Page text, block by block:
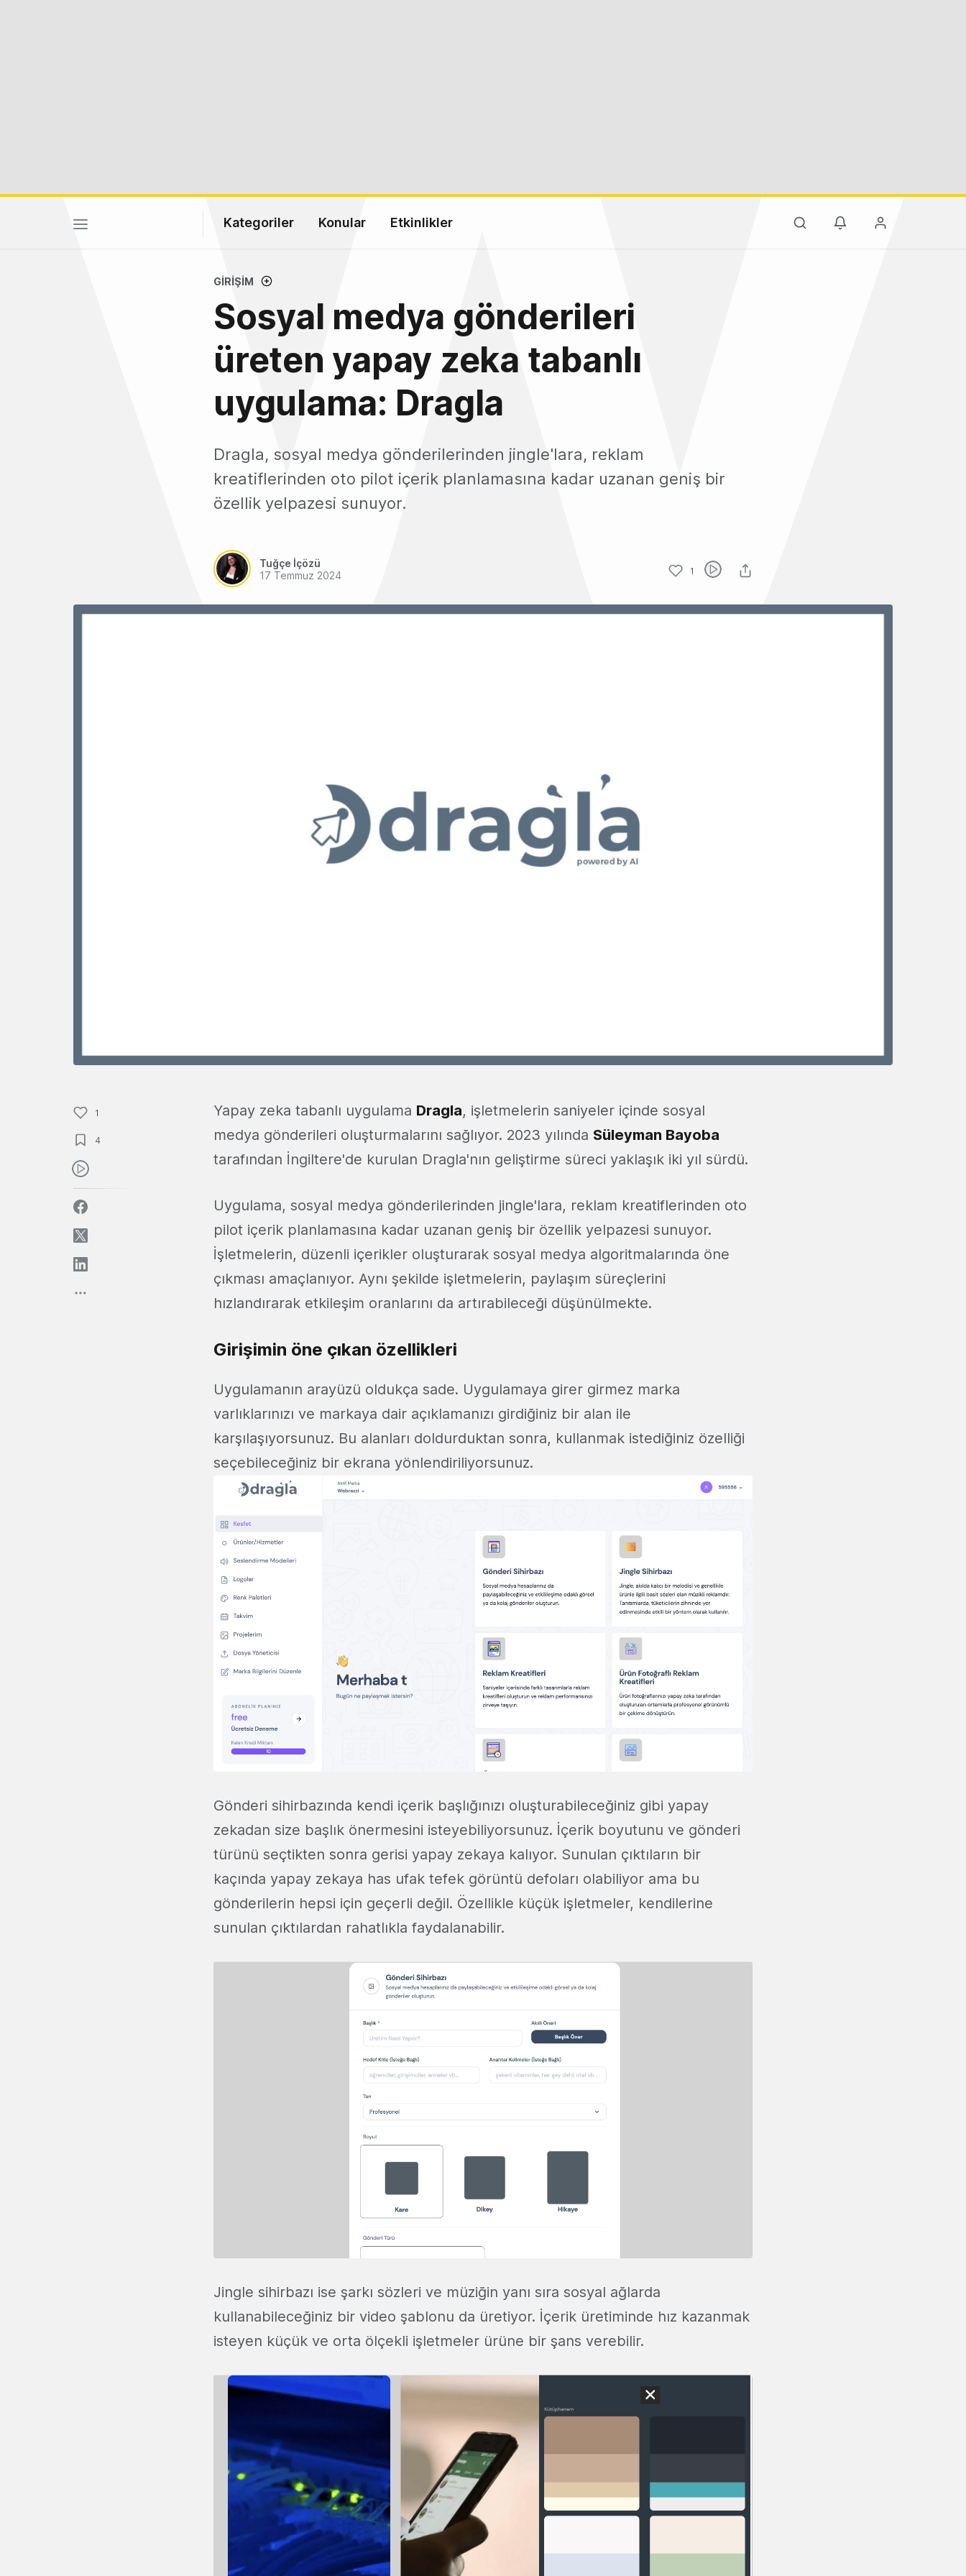
Kategoriler Konular Etkinlikler
GIRIŞIM
Sosyal medya gönderileri
üreten yapay zeka tabanlı
uygulama: Dragla
Dragla, sosyal medya gönderilerinden jingle'lara, reklam
kreatiflerinden oto pilot içerik planlamasına kadar uzanan geniş bir
özellik yelpazesi sunuyor.
Tuğçe İçözü
17 Temmuz 2024
1
1
4
Yapay zeka tabanlı uygulama Dragla, işletmelerin saniyeler içinde sosyal
medya gönderileri oluşturmalarını sağlıyor. 2023 yılında Süleyman Bayoba
tarafından İngiltere'de kurulan Dragla'nın geliştirme süreci yaklaşık iki yıl sürdü.
Uygulama, sosyal medya gönderilerinden jingle'lara, reklam kreatiflerinden oto
pilot içerik planlamasına kadar uzanan geniş bir özellik yelpazesi sunuyor.
İşletmelerin, düzenli içerikler oluşturarak sosyal medya algoritmalarında öne
çıkması amaçlanıyor. Aynı şekilde işletmelerin, paylaşım süreçlerini
hızlandırarak etkileşim oranlarını da artırabileceği düşünülmekte.
Girişimin öne çıkan özellikleri
Uygulamanın arayüzü oldukça sade. Uygulamaya girer girmez marka
varlıklarınızı ve markaya dair açıklamanızı girdiğiniz bir alan ile
karşılaşıyorsunuz. Bu alanları doldurduktan sonra, kullanmak istediğiniz özelliği
seçebileceğiniz bir ekrana yönlendiriliyorsunuz.
Gönderi sihirbazında kendi içerik başlığınızı oluşturabileceğiniz gibi yapay
zekadan size başlık önermesini isteyebiliyorsunuz. İçerik boyutunu ve gönderi
türünü seçtikten sonra gerisi yapay zekaya kalıyor. Sunulan çıktıların bir
kaçında yapay zekaya has ufak tefek görüntü defoları olabiliyor ama bu
gönderilerin hepsi için geçerli değil. Özellikle küçük işletmeler, kendilerine
sunulan çıktılardan rahatlıkla faydalanabilir.
Jingle sihirbazı ise şarkı sözleri ve müziğin yanı sıra sosyal ağlarda
kullanabileceğiniz bir video şablonu da üretiyor. İçerik üretiminde hız kazanmak
isteyen küçük ve orta ölçekli işletmeler ürüne bir şans verebilir.